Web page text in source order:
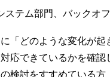
テム部門、バックオ
「どのような変化が
応できているかを確認
検討をすすめている方